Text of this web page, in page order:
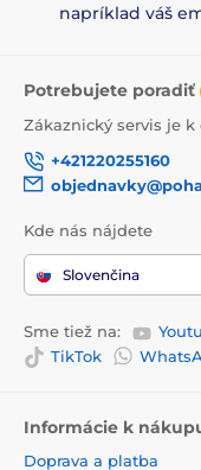
napríklad váš
Potrebujete poradiť
Zákaznický servis je k
+421220255160
Kde nás nájdete
Slovenčina
Sme tiež na:
TikTok
Informácie k
Doprava a platba